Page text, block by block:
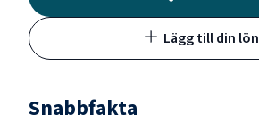
Lägg till din lön
Snabbfakta